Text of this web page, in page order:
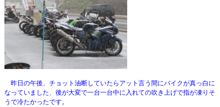
昨日の午後、チョット油断していたらアット言う間にバイクが真っ白に
なっていました、後が大変で一台一台中に入れての吹き上げで指が凍りそ
うで冷たかったです。